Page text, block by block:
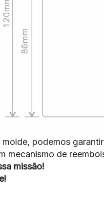
podemos
mecanismo de
missão!